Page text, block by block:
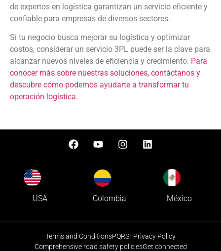
de expertos en logística garantizan un servicio eficiente y
confiable para empresas de diversos sectores.
Si tu negocio busca mejorar su logística y optimizar
costos, considerar un servicio 3PL puede ser la clave para
alcanzar nuevos niveles de eficiencia y crecimiento. Para
conocer más sobre nuestras soluciones, contáctanos y
descubre cómo podemos ayudarte a transformar tu
operación logística.
USA Colombia México
Terms and ConditionsPQRSFPrivacy Policy
Comprehensive road safety policiesGet connected